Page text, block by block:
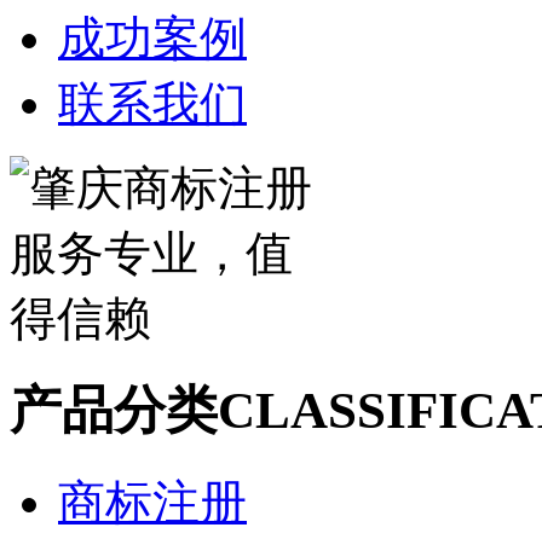
成功案例
联系我们
产品分类
商标注册